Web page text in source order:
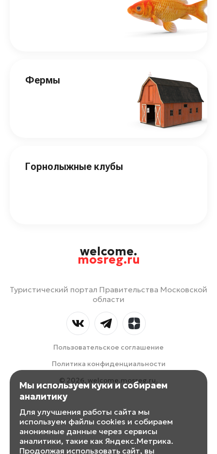
Фермы
Горнолыжные клубы
welcome.
mosreg.ru
Туристический портал Правительства Московской
области
Пользовательское соглашение
Политика конфиденциальности
© 2026, welcome.mosreg.ru.
Мы используем куки и собираем
аналитику
Для улучшения работы сайта мы
используем файлы cookies и собираем
анонимные данные через сервисы
аналитики, такие как Яндекс.Метрика.
Продолжая использовать сайт, вы